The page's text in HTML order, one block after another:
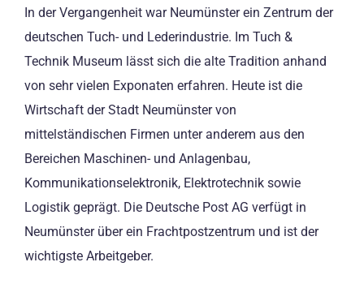
In der Vergangenheit war Neumünster ein Zentrum der
deutschen Tuch- und Lederindustrie. Im Tuch &
Technik Museum lässt sich die alte Tradition anhand
von sehr vielen Exponaten erfahren. Heute ist die
Wirtschaft der Stadt Neumünster von
mittelständischen Firmen unter anderem aus den
Bereichen Maschinen- und Anlagenbau,
Kommunikationselektronik, Elektrotechnik sowie
Logistik geprägt. Die Deutsche Post AG verfügt in
Neumünster über ein Frachtpostzentrum und ist der
wichtigste Arbeitgeber.